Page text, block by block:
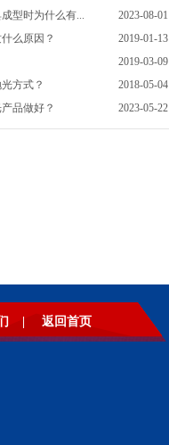
2023-08-01
型时为什么有...
2019-01-13
么原因？
2019-03-09
2018-05-04
方式？
2023-05-22
品做好？
返回首页